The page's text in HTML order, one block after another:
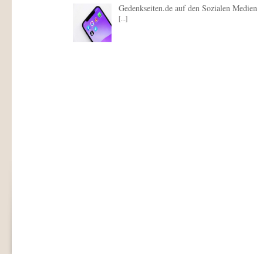
Gedenkseiten.de auf den Sozialen Medien
[...]